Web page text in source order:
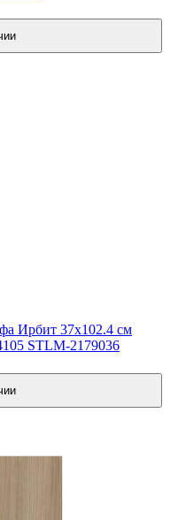
Ирбит 37x102.4 см
STLM-2179036